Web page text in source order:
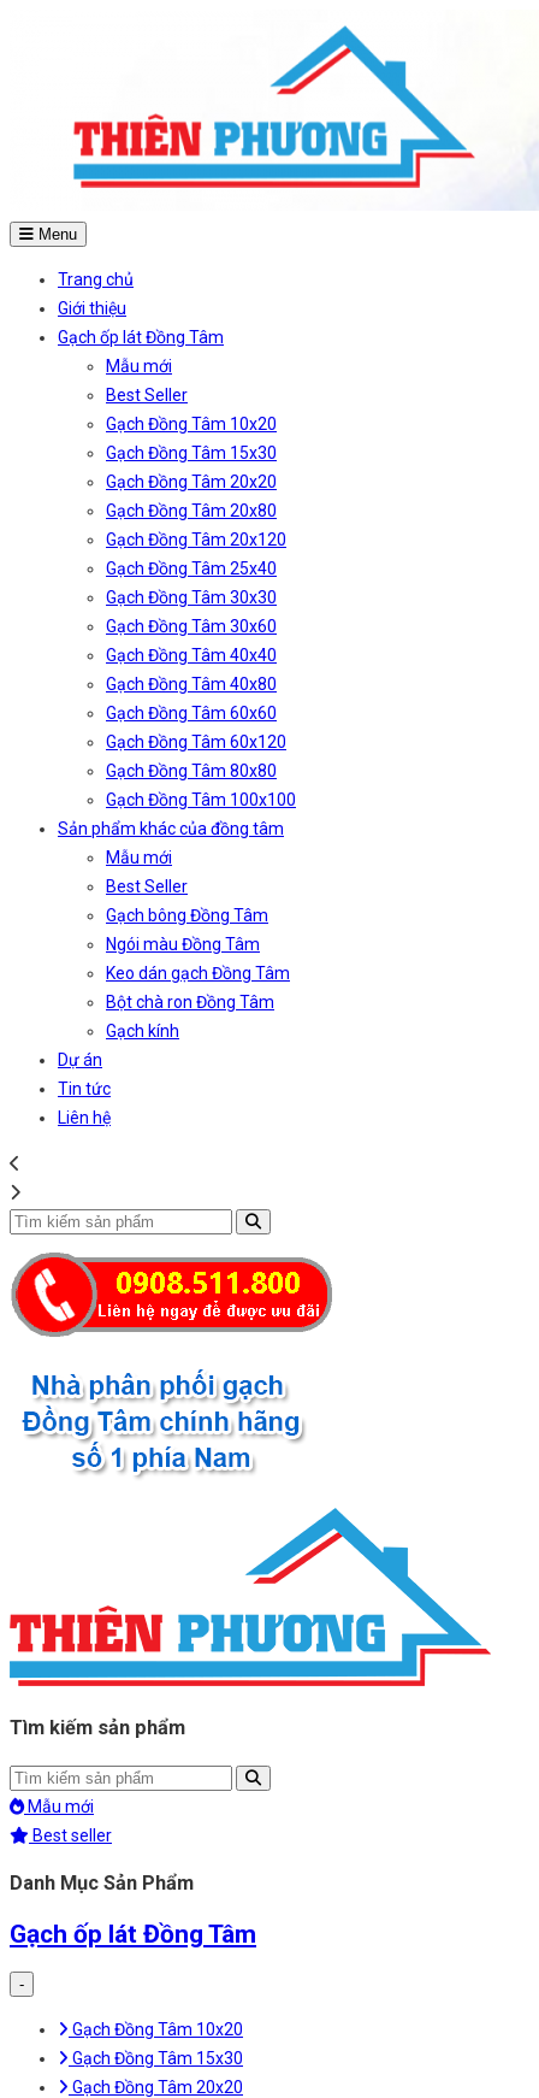
Menu
Trang chủ
Giới thiệu
Gạch ốp lát Đồng Tâm
Mẫu mới
Best Seller
Gạch Đồng Tâm 10x20
Gạch Đồng Tâm 15x30
Gạch Đồng Tâm 20x20
Gạch Đồng Tâm 20x80
Gạch Đồng Tâm 20x120
Gạch Đồng Tâm 25x40
Gạch Đồng Tâm 30x30
Gạch Đồng Tâm 30x60
Gạch Đồng Tâm 40x40
Gạch Đồng Tâm 40x80
Gạch Đồng Tâm 60x60
Gạch Đồng Tâm 60x120
Gạch Đồng Tâm 80x80
Gạch Đồng Tâm 100x100
Sản phẩm khác của đồng tâm
Mẫu mới
Best Seller
Gạch bông Đồng Tâm
Ngói màu Đồng Tâm
Keo dán gạch Đồng Tâm
Bột chà ron Đồng Tâm
Gạch kính
Dự án
Tin tức
Liên hệ
Tìm kiếm sản phẩm
Mẫu mới
Best seller
Danh Mục Sản Phẩm
Gạch ốp lát Đồng Tâm
-
Gạch Đồng Tâm 10x20
Gạch Đồng Tâm 15x30
Gạch Đồng Tâm 20x20